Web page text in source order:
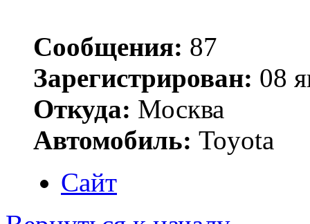
Сообщения: 87
Зарегистрирован: 08
Откуда: Москва
Автомобиль: Toyota
Сайт